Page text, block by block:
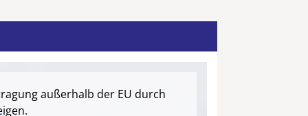
WC (Villeroy&Boch),
Schwalldusche mit
und Bluetooth, Relax-CDs,
außerhalb der EU durch